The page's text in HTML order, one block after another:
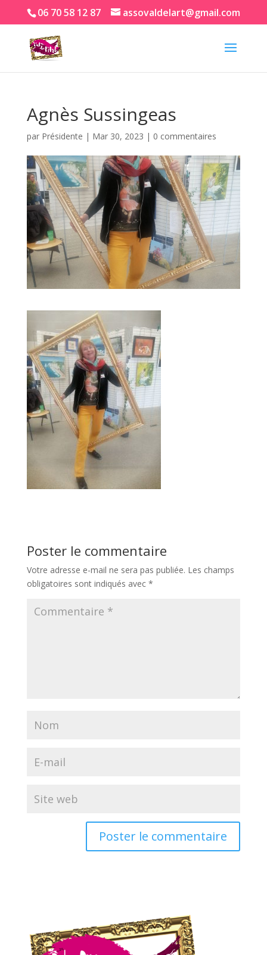
06 70 58 12 87 assovaldelart@gmail.com
Agnès Sussingeas
par Présidente | Mar 30, 2023 | 0 commentaires
Poster le commentaire
Votre adresse e-mail ne sera pas publiée. Les champs
obligatoires sont indiqués avec *